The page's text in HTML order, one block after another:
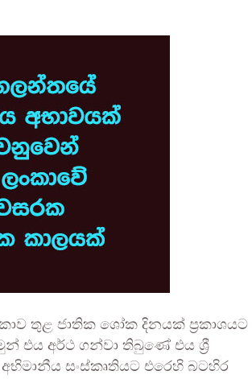
තුළ ජාතික ශෝක දිනයක් ප්‍රකාශයට
එය අර්ථ ගන්වා තිබුණේ එය ශ්‍රී
සංස්කෘතියට එරෙහි බටහිර